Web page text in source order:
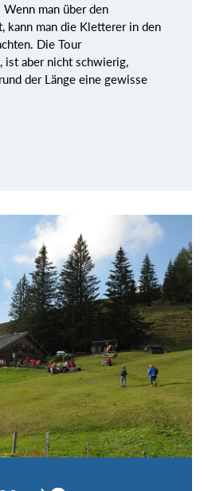
man über den
kann man die Kletterer in den
Die Tour
ist aber nicht schwierig,
der Länge eine gewisse